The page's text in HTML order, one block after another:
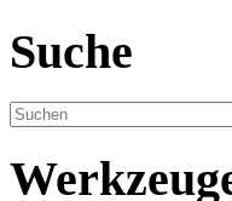
Suche